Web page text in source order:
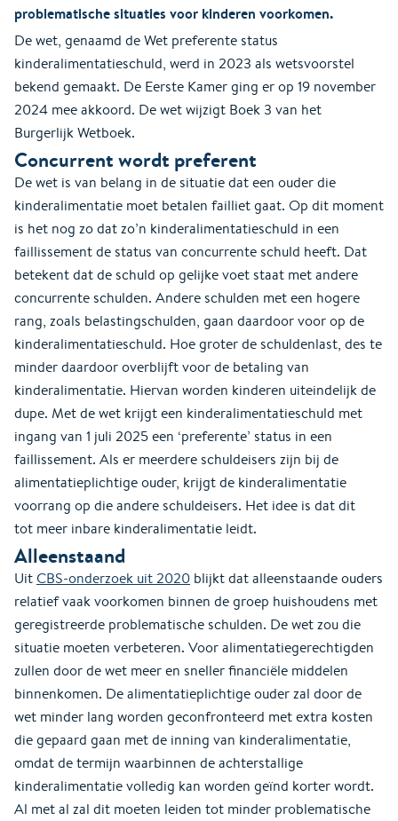
problematische situaties voor kinderen voorkomen.
De wet, genaamd de Wet preferente status
kinderalimentatieschuld, werd in 2023 als wetsvoorstel
bekend gemaakt. De Eerste Kamer ging er op 19 november
2024 mee akkoord. De wet wijzigt Boek 3 van het
Burgerlijk Wetboek.
Concurrent wordt preferent
De wet is van belang in de situatie dat een ouder die
kinderalimentatie moet betalen failliet gaat. Op dit moment
is het nog zo dat zo’n kinderalimentatieschuld in een
faillissement de status van concurrente schuld heeft. Dat
betekent dat de schuld op gelijke voet staat met andere
concurrente schulden. Andere schulden met een hogere
rang, zoals belastingschulden, gaan daardoor voor op de
kinderalimentatieschuld. Hoe groter de schuldenlast, des te
minder daardoor overblijft voor de betaling van
kinderalimentatie. Hiervan worden kinderen uiteindelijk de
dupe. Met de wet krijgt een kinderalimentatieschuld met
ingang van 1 juli 2025 een ‘preferente’ status in een
faillissement. Als er meerdere schuldeisers zijn bij de
alimentatieplichtige ouder, krijgt de kinderalimentatie
voorrang op die andere schuldeisers. Het idee is dat dit
tot meer inbare kinderalimentatie leidt.
Alleenstaand
UitCBS-onderzoek uit 2020 blijkt dat alleenstaande ouders
relatief vaak voorkomen binnen de groep huishoudens met
geregistreerde problematische schulden. De wet zou die
situatie moeten verbeteren. Voor alimentatiegerechtigden
zullen door de wet meer en sneller financiële middelen
binnenkomen. De alimentatieplichtige ouder zal door de
wet minder lang worden geconfronteerd met extra kosten
die gepaard gaan met de inning van kinderalimentatie,
omdat de termijn waarbinnen de achterstallige
kinderalimentatie volledig kan worden geïnd korter wordt.
Al met al zal dit moeten leiden tot minder problematische